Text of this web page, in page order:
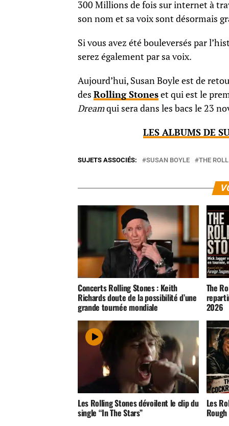
300 Millions de fois sur internet à
son nom et sa voix sont désormais
Si vous avez été bouleversés par
serez également par sa voix.
Aujourd’hui, Susan Boyle est de
des Rolling Stoneset qui est le
Dreamqui sera dans les bacs le 23
LES ALBUMS DE
SUJETS ASSOCIÉS: SUSAN BOYLE THE
Concerts Rolling Stones : Keith
Richards doute de la possibilité d’une
grande tournée mondiale
The
2026
Les Rolling Stones dévoilent le clip du
single “In The Stars”
Les